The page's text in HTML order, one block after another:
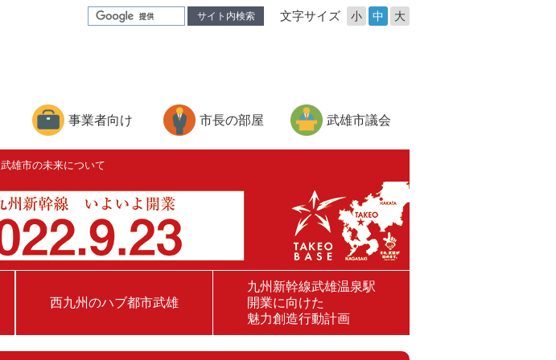
サイト内検索 文字サイズ 小 中 大
事業者向け 市長の部屋 武雄市議会
武雄市の未来について
西九州のハブ都市武雄
九州新幹線武雄温泉駅
開業に向けた
魅力創造行動計画